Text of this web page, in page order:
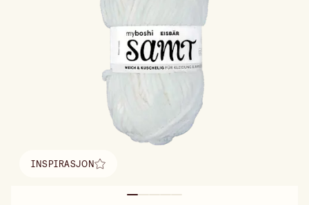
INSPIRASJON